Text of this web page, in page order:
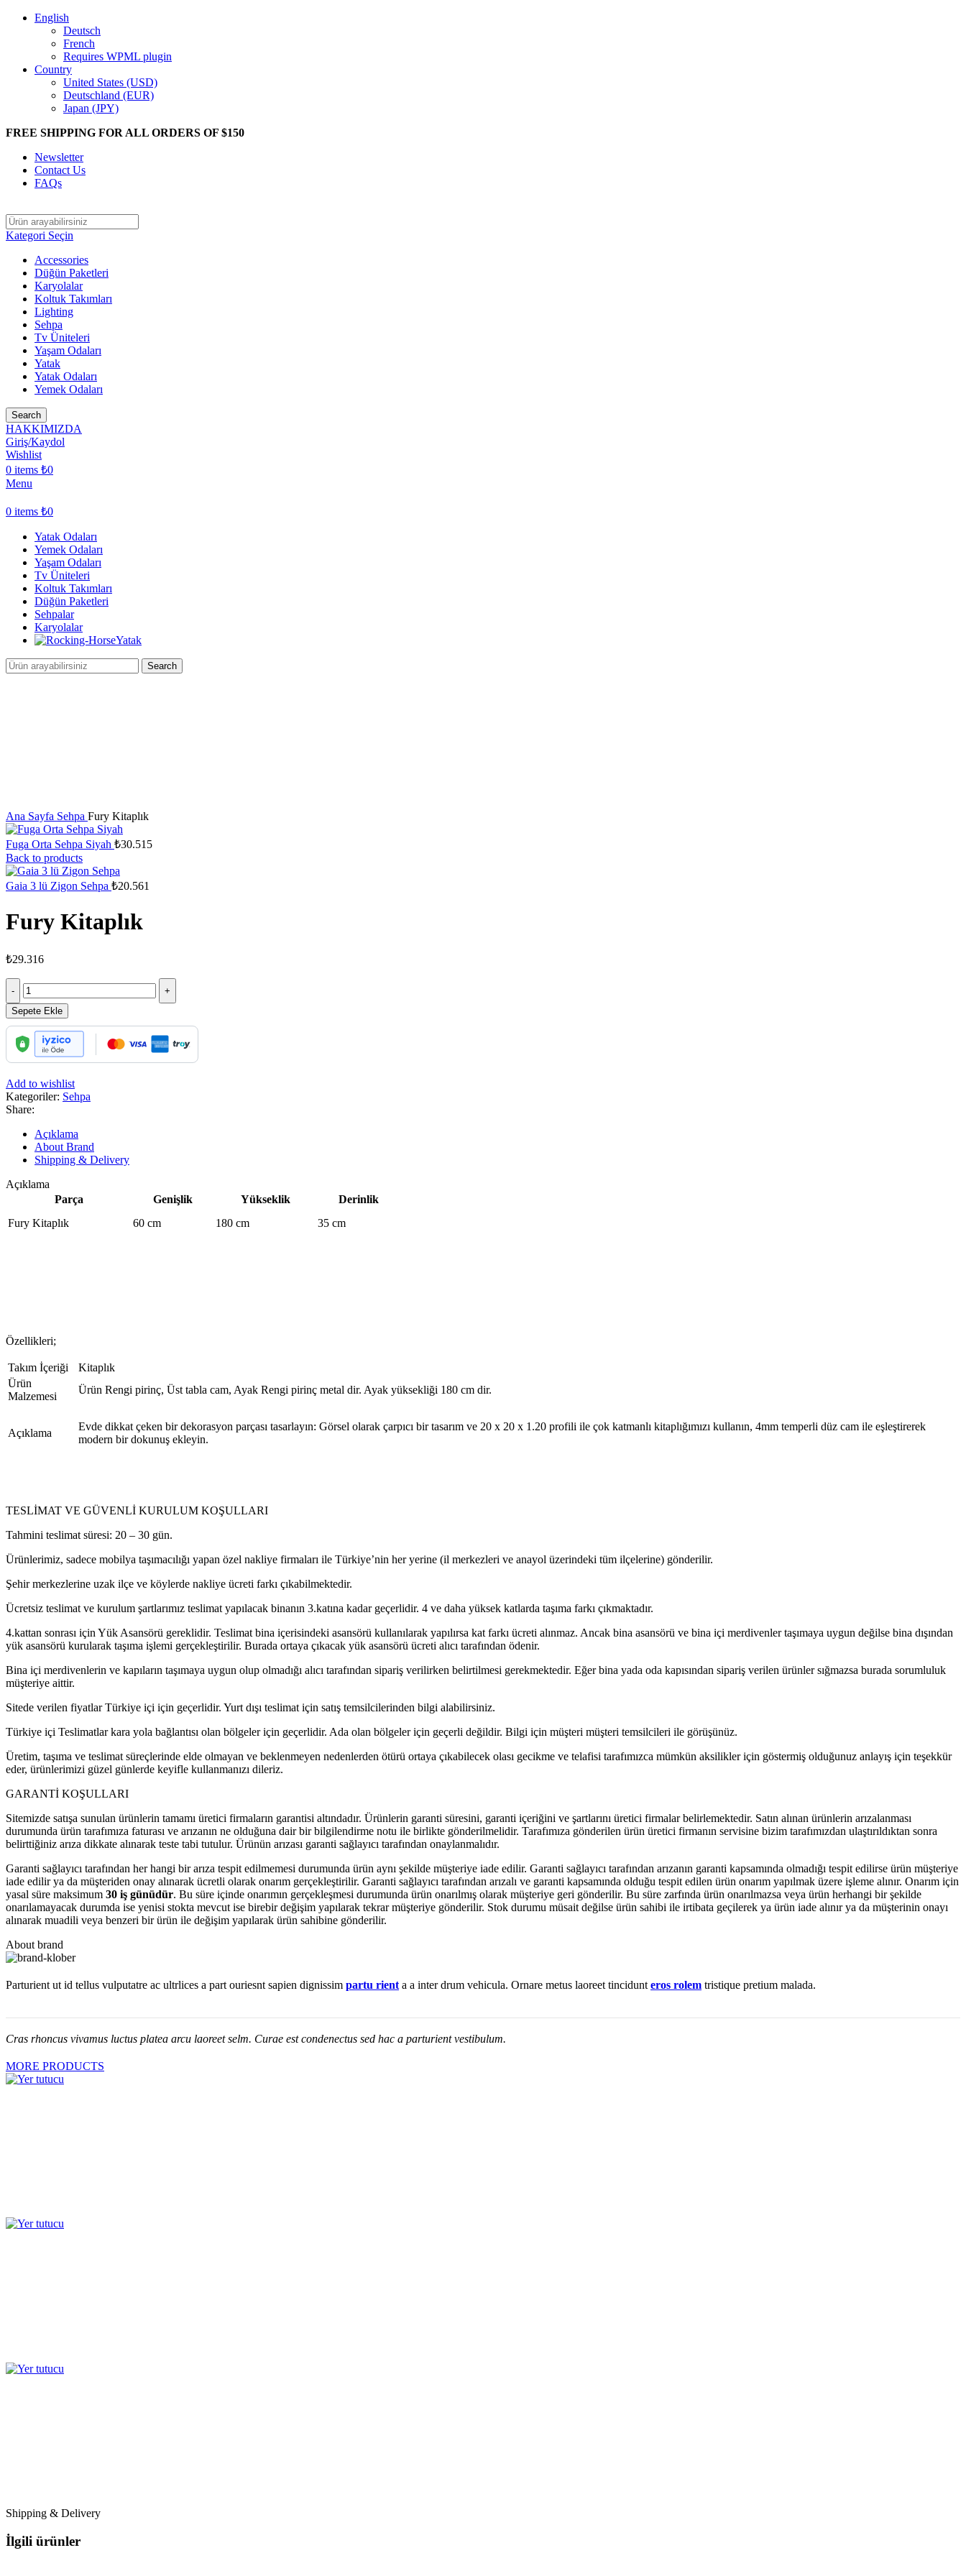
English
Deutsch
French
Requires WPML plugin
Country
United States (USD)
Deutschland (EUR)
Japan (JPY)
FREE SHIPPING FOR ALL ORDERS OF $150
Newsletter
Contact Us
FAQs
Kategori Seçin
Accessories
Düğün Paketleri
Karyolalar
Koltuk Takımları
Lighting
Sehpa
Tv Üniteleri
Yaşam Odaları
Yatak
Yatak Odaları
Yemek Odaları
Search
HAKKIMIZDA
Giriş/Kaydol
Wishlist
0 items ₺0
Menu
0 items ₺0
Yatak Odaları
Yemek Odaları
Yaşam Odaları
Tv Üniteleri
Koltuk Takımları
Düğün Paketleri
Sehpalar
Karyolalar
Yatak
Search
Ana Sayfa Sehpa Fury Kitaplık
Fuga Orta Sehpa Siyah ₺30.515
Back to products
Gaia 3 lü Zigon Sehpa ₺20.561
Fury Kitaplık
₺29.316
Fury
Kitaplık
adet
Sepete Ekle
Add to wishlist
Kategoriler: Sehpa
Share:
Açıklama
About Brand
Shipping & Delivery
Açıklama
Parça
Genişlik Yükseklik
Derinlik
Fury Kitaplık
60 cm 180 cm 35 cm
Özellikleri;
Takım İçeriği
Kitaplık
Ürün
Malzemesi
Ürün Rengi pirinç, Üst tabla cam, Ayak Rengi pirinç metal dir. Ayak yüksekliği 180 cm dir.
Açıklama
Evde dikkat çeken bir dekorasyon parçası tasarlayın: Görsel olarak çarpıcı bir tasarım ve 20 x 20 x 1.20 profili ile çok katmanlı kitaplığımızı kullanın, 4mm temperli düz cam ile eşleştirerek
modern bir dokunuş ekleyin.
TESLİMAT VE GÜVENLİ KURULUM KOŞULLARI
Tahmini teslimat süresi: 20 – 30 gün.
Ürünlerimiz, sadece mobilya taşımacılığı yapan özel nakliye firmaları ile Türkiye’nin her yerine (il merkezleri ve anayol üzerindeki tüm ilçelerine) gönderilir.
Şehir merkezlerine uzak ilçe ve köylerde nakliye ücreti farkı çıkabilmektedir.
Ücretsiz teslimat ve kurulum şartlarımız teslimat yapılacak binanın 3.katına kadar geçerlidir. 4 ve daha yüksek katlarda taşıma farkı çıkmaktadır.
4.kattan sonrası için Yük Asansörü gereklidir. Teslimat bina içerisindeki asansörü kullanılarak yapılırsa kat farkı ücreti alınmaz. Ancak bina asansörü ve bina içi merdivenler taşımaya uygun değilse bina dışından
yük asansörü kurularak taşıma işlemi gerçekleştirilir. Burada ortaya çıkacak yük asansörü ücreti alıcı tarafından ödenir.
Bina içi merdivenlerin ve kapıların taşımaya uygun olup olmadığı alıcı tarafından sipariş verilirken belirtilmesi gerekmektedir. Eğer bina yada oda kapısından sipariş verilen ürünler sığmazsa burada sorumluluk
müşteriye aittir.
Sitede verilen fiyatlar Türkiye içi için geçerlidir. Yurt dışı teslimat için satış temsilcilerinden bilgi alabilirsiniz.
Türkiye içi Teslimatlar kara yola bağlantısı olan bölgeler için geçerlidir. Ada olan bölgeler için geçerli değildir. Bilgi için müşteri müşteri temsilcileri ile görüşünüz.
Üretim, taşıma ve teslimat süreçlerinde elde olmayan ve beklenmeyen nedenlerden ötürü ortaya çıkabilecek olası gecikme ve telafisi tarafımızca mümkün aksilikler için göstermiş olduğunuz anlayış için teşekkür
eder, ürünlerimizi güzel günlerde keyifle kullanmanızı dileriz.
GARANTİ KOŞULLARI
Sitemizde satışa sunulan ürünlerin tamamı üretici firmaların garantisi altındadır. Ürünlerin garanti süresini, garanti içeriğini ve şartlarını üretici firmalar belirlemektedir. Satın alınan ürünlerin arızalanması
durumunda ürün tarafımıza faturası ve arızanın ne olduğuna dair bir bilgilendirme notu ile birlikte gönderilmelidir. Tarafımıza gönderilen ürün üretici firmanın servisine bizim tarafımızdan ulaştırıldıktan sonra
belirttiğiniz arıza dikkate alınarak teste tabi tutulur. Ürünün arızası garanti sağlayıcı tarafından onaylanmalıdır.
Garanti sağlayıcı tarafından her hangi bir arıza tespit edilmemesi durumunda ürün aynı şekilde müşteriye iade edilir. Garanti sağlayıcı tarafından arızanın garanti kapsamında olmadığı tespit edilirse ürün müşteriye
iade edilir ya da müşteriden onay alınarak ücretli olarak onarım gerçekleştirilir. Garanti sağlayıcı tarafından arızalı ve garanti kapsamında olduğu tespit edilen ürün onarım yapılmak üzere işleme alınır. Onarım için
yasal süre maksimum 30 iş günüdür. Bu süre içinde onarımın gerçekleşmesi durumunda ürün onarılmış olarak müşteriye geri gönderilir. Bu süre zarfında ürün onarılmazsa veya ürün herhangi bir şekilde
onarılamayacak durumda ise yenisi stokta mevcut ise birebir değişim yapılarak tekrar müşteriye gönderilir. Stok durumu müsait değilse ürün sahibi ile irtibata geçilerek ya ürün iade alınır ya da müşterinin onayı
alınarak muadili veya benzeri bir ürün ile değişim yapılarak ürün sahibine gönderilir.
About brand
Parturient ut id tellus vulputatre ac ultrlices a part ouriesnt sapien dignissim partu rient a a inter drum vehicula. Ornare metus laoreet tincidunt eros rolem tristique pretium malada.
Cras rhoncus vivamus luctus platea arcu laoreet selm. Curae est condenectus sed hac a parturient vestibulum.
MORE PRODUCTS
Shipping & Delivery
İlgili ürünler